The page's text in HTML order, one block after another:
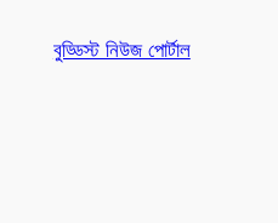
বুড্ডিস্ট নিউজ পোর্টাল